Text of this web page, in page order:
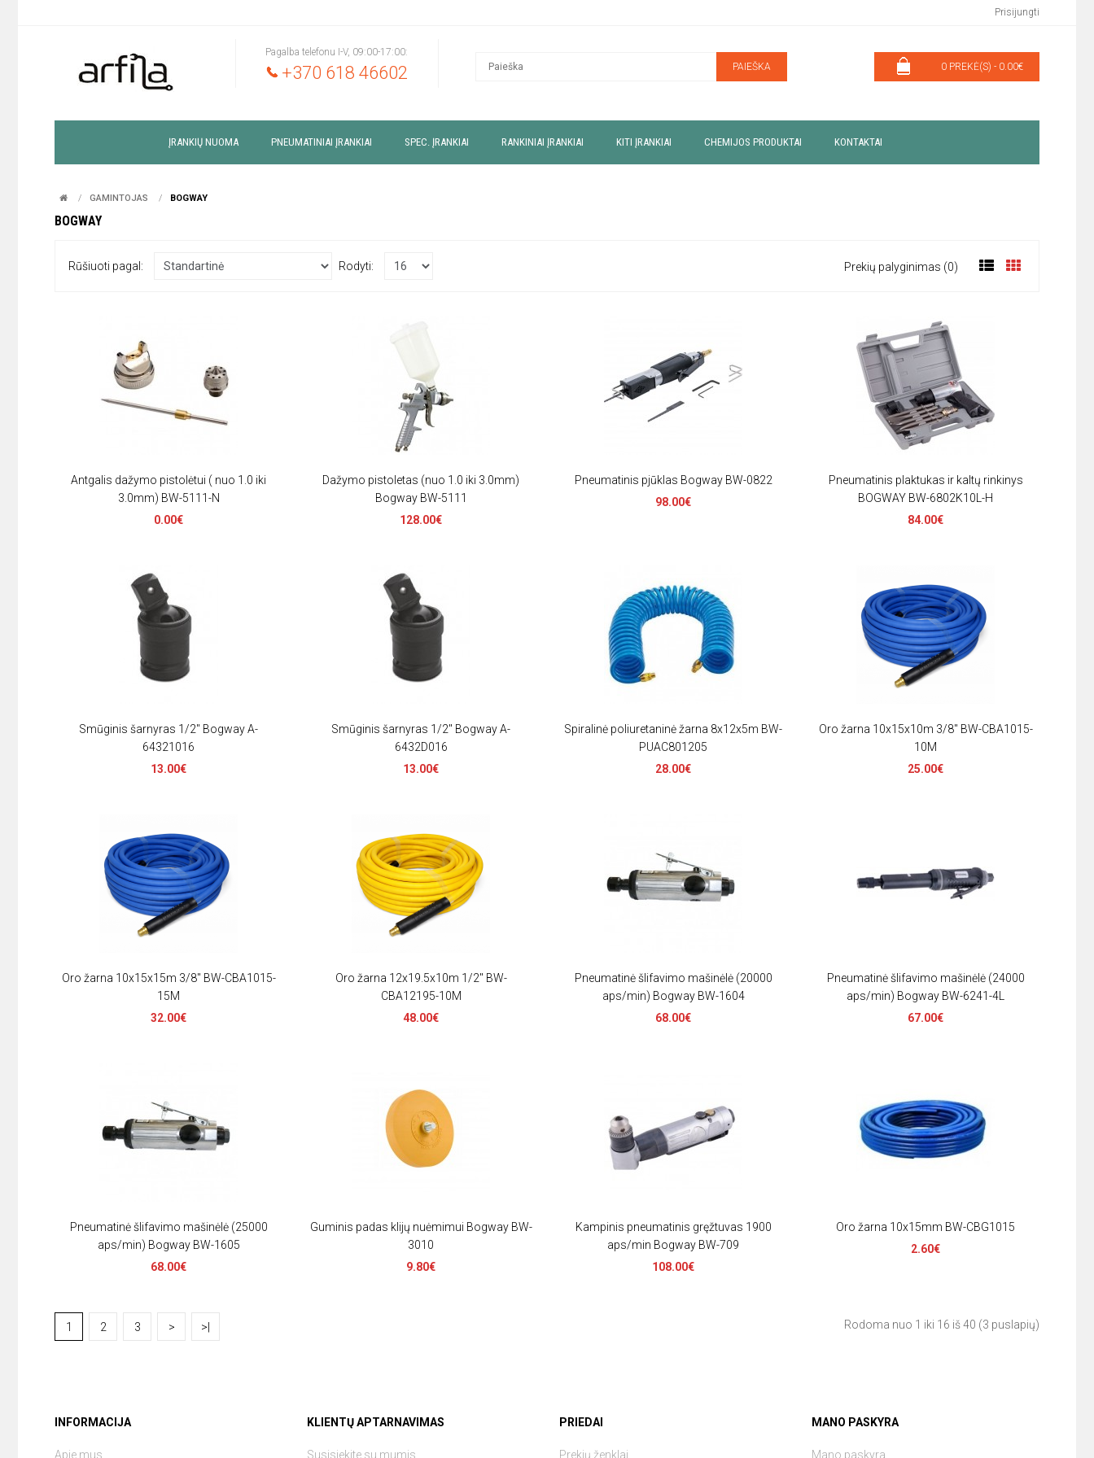
Prisijungti
Pagalba telefonu I-V, 09:00-17:00:
+370 618 46602 PAIEŠKA 0 PREKĖ(S) - 0.00€
ĮRANKIŲ NUOMA PNEUMATINIAI ĮRANKIAI SPEC. ĮRANKIAI RANKINIAI ĮRANKIAI KITI ĮRANKIAI CHEMIJOS PRODUKTAI KONTAKTAI
GAMINTOJAS BOGWAY
BOGWAY
Prekių palyginimas (0)
Rūšiuoti pagal: Rodyti:
Antgalis dažymo pistolėtui ( nuo 1.0 iki
3.0mm) BW-5111-N
0.00€
Dažymo pistoletas (nuo 1.0 iki 3.0mm)
Bogway BW-5111
128.00€
Pneumatinis pjūklas Bogway BW-0822
98.00€
Pneumatinis plaktukas ir kaltų rinkinys
BOGWAY BW-6802K10L-H
84.00€
Smūginis šarnyras 1/2" Bogway A-
64321016
13.00€
Smūginis šarnyras 1/2" Bogway A-
6432D016
13.00€
Spiralinė poliuretaninė žarna 8x12x5m BW-
PUAC801205
28.00€
Oro žarna 10x15x10m 3/8" BW-CBA1015-
10M
25.00€
Oro žarna 10x15x15m 3/8" BW-CBA1015-
15M
32.00€
Oro žarna 12x19.5x10m 1/2" BW-
CBA12195-10M
48.00€
Pneumatinė šlifavimo mašinėlė (20000
aps/min) Bogway BW-1604
68.00€
Pneumatinė šlifavimo mašinėlė (24000
aps/min) Bogway BW-6241-4L
67.00€
Pneumatinė šlifavimo mašinėlė (25000
aps/min) Bogway BW-1605
68.00€
Guminis padas klijų nuėmimui Bogway BW-
3010
9.80€
Kampinis pneumatinis gręžtuvas 1900
aps/min Bogway BW-709
108.00€
Oro žarna 10x15mm BW-CBG1015
2.60€
1 2 3 > >| Rodoma nuo 1 iki 16 iš 40 (3 puslapių)
INFORMACIJA
Apie mus
KLIENTŲ APTARNAVIMAS
Susisiekite su mumis
PRIEDAI
Prekių ženklai
MANO PASKYRA
Mano paskyra